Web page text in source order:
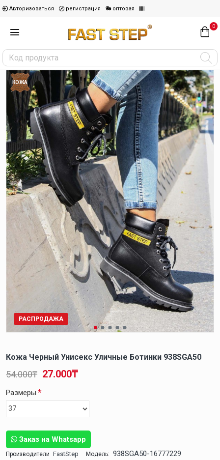
Авторизоваться регистрация оптовая
0
КОЖА
РАСПРОДАЖА
Кожа Черный Унисекс Уличные Ботинки 938SGA50
Заказ на Whatsapp
Производители FastStep Модель: 938SGA50-16777229
27.000₸
54.000₸
Размеры